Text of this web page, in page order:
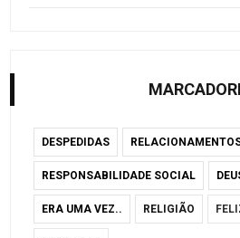
DESPEDIDAS
RESPONSABILIDADE SOCIAL
ERA UMA VEZ.. RELIGIÃO